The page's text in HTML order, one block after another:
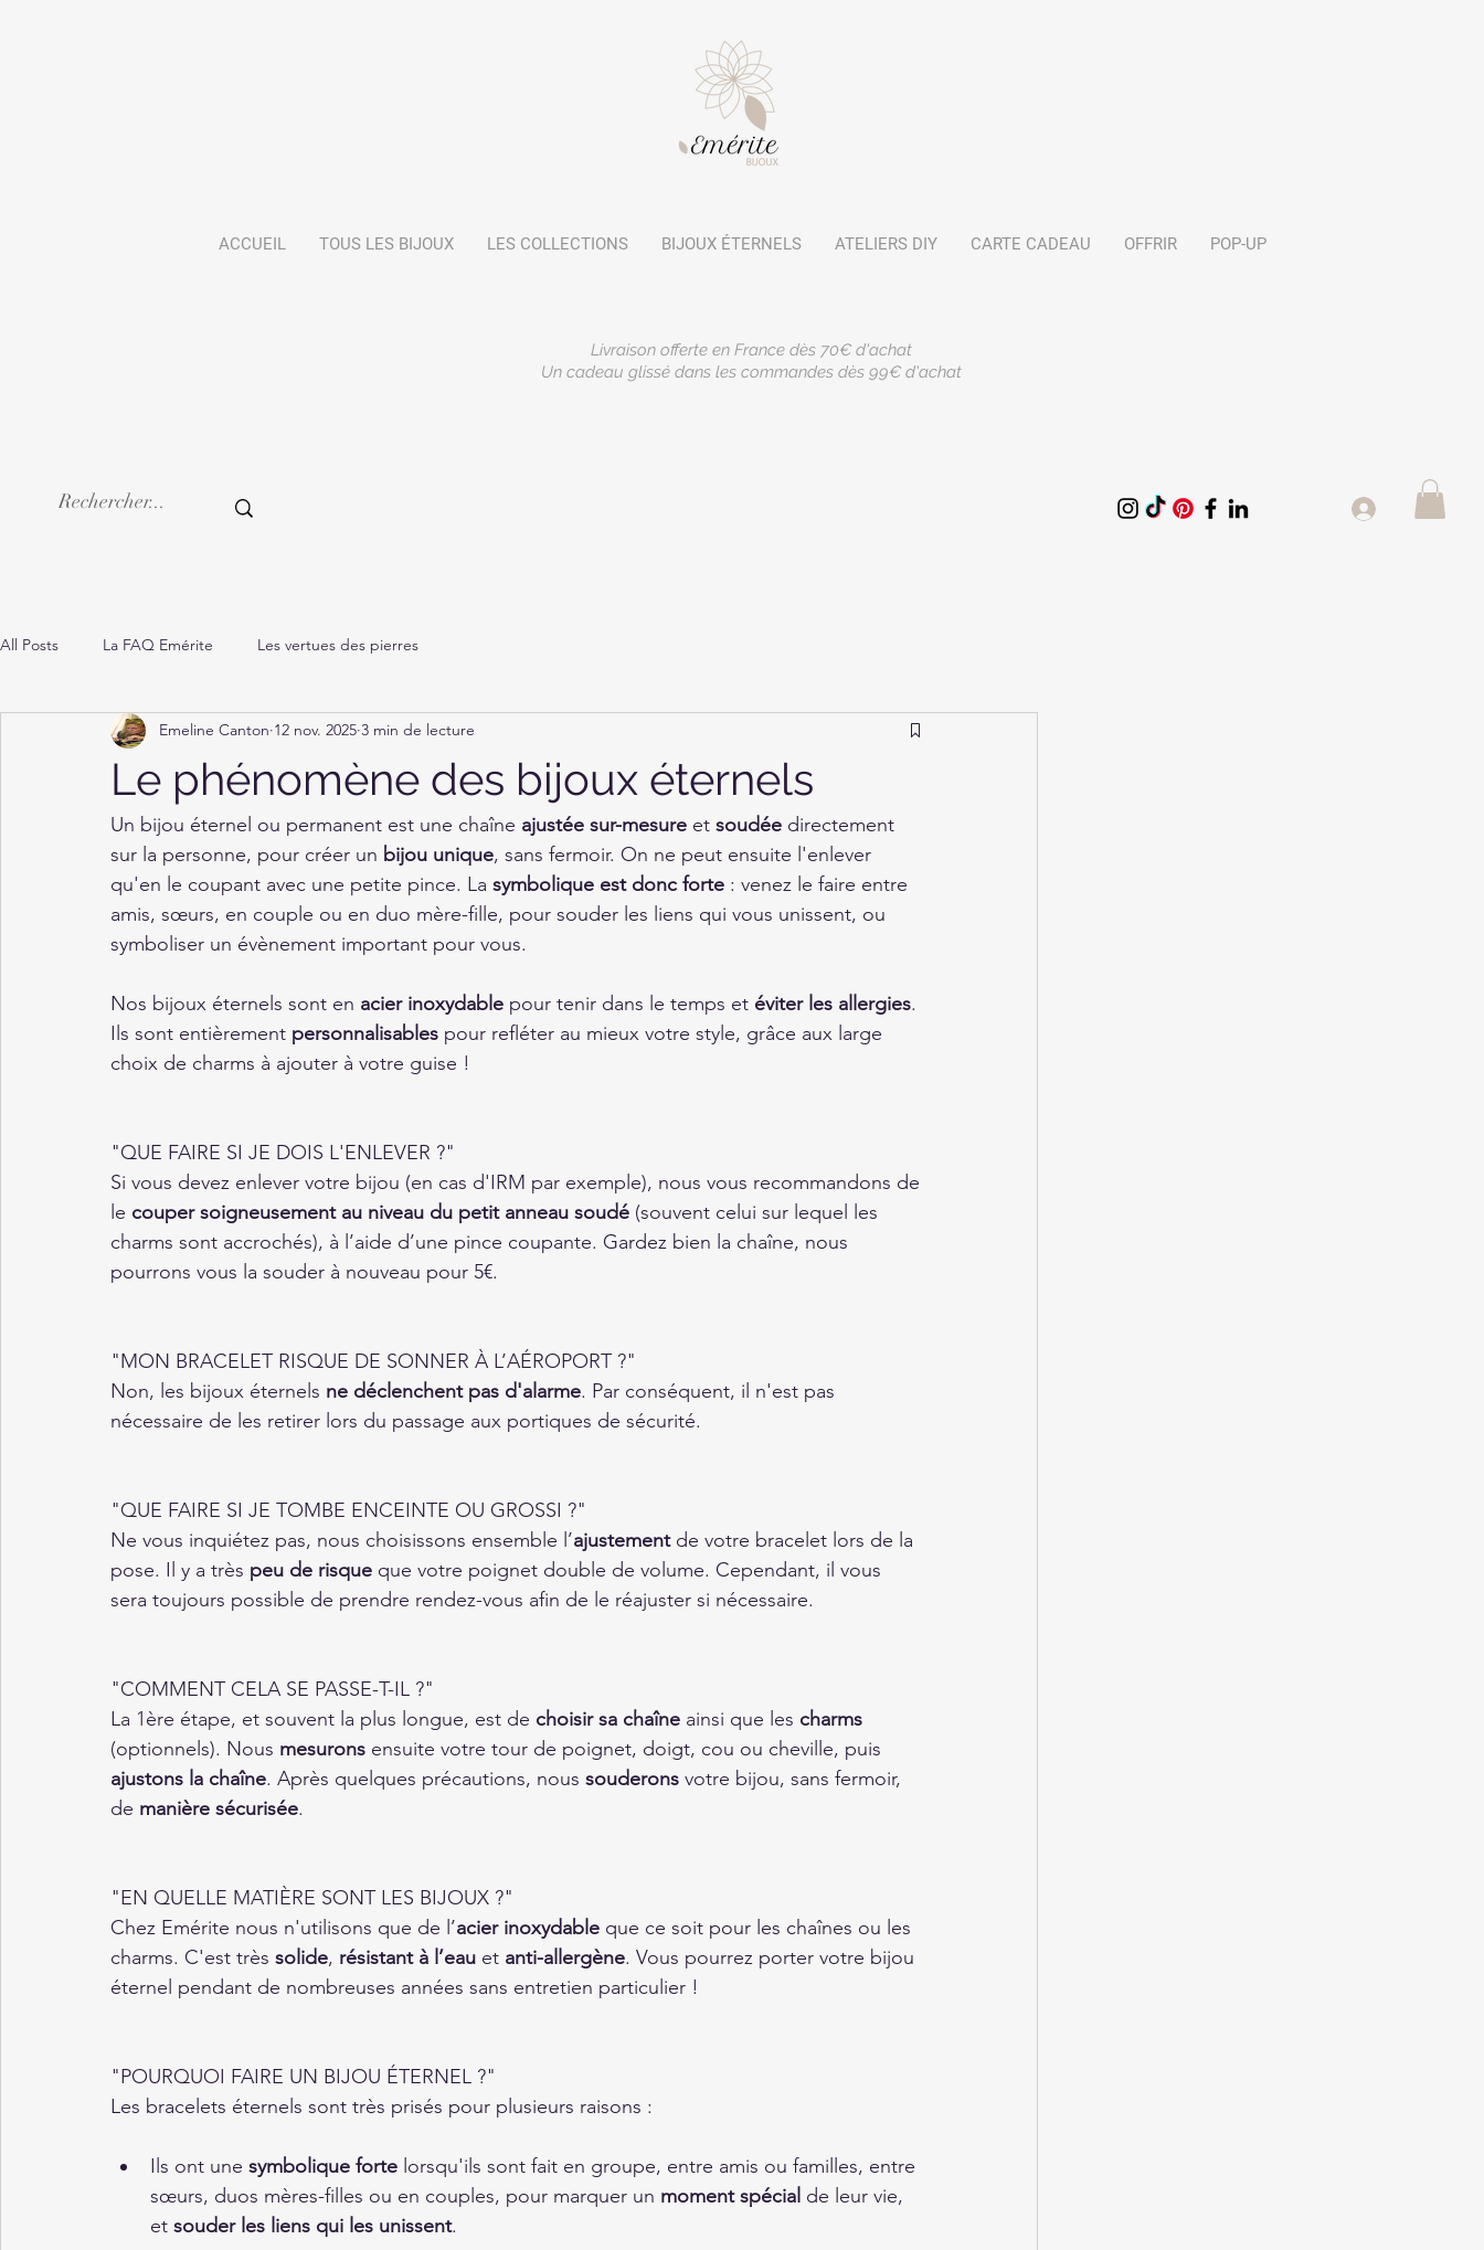
Livraison offerte en France dès 70€ d'achat
Un cadeau glissé dans les commandes dès 99€ d'achat
ACCUEIL TOUS LES BIJOUX LES COLLECTIONS BIJOUX ÉTERNELS ATELIERS DIY CARTE CADEAU OFFRIR POP-UP
All Posts La FAQ Emérite Les vertues des pierres
Le phénomène des bijoux éternels
Emeline Canton 12 nov. 2025 3 min de lecture
Un bijou éternel ou permanent est une chaîne ajustée sur-mesure et soudée directement
sur la personne, pour créer un bijou unique, sans fermoir. On ne peut ensuite l'enlever
qu'en le coupant avec une petite pince. La symbolique est donc forte : venez le faire entre
amis, sœurs, en couple ou en duo mère-fille, pour souder les liens qui vous unissent, ou
symboliser un évènement important pour vous.
Nos bijoux éternels sont en acier inoxydable pour tenir dans le temps et éviter les allergies.
Ils sont entièrement personnalisables pour refléter au mieux votre style, grâce aux large
choix de charms à ajouter à votre guise !
"QUE FAIRE SI JE DOIS L'ENLEVER ?"
Si vous devez enlever votre bijou (en cas d'IRM par exemple), nous vous recommandons de
le couper soigneusement au niveau du petit anneau soudé (souvent celui sur lequel les
charms sont accrochés), à l’aide d’une pince coupante. Gardez bien la chaîne, nous
pourrons vous la souder à nouveau pour 5€.
"MON BRACELET RISQUE DE SONNER À L’AÉROPORT ?"
Non, les bijoux éternels ne déclenchent pas d'alarme. Par conséquent, il n'est pas
nécessaire de les retirer lors du passage aux portiques de sécurité.
"QUE FAIRE SI JE TOMBE ENCEINTE OU GROSSI ?"
Ne vous inquiétez pas, nous choisissons ensemble l’ajustement de votre bracelet lors de la
pose. Il y a très peu de risque que votre poignet double de volume. Cependant, il vous
sera toujours possible de prendre rendez-vous afin de le réajuster si nécessaire.
"COMMENT CELA SE PASSE-T-IL ?"
La 1ère étape, et souvent la plus longue, est de choisir sa chaîne ainsi que les charms
(optionnels). Nous mesurons ensuite votre tour de poignet, doigt, cou ou cheville, puis
ajustons la chaîne. Après quelques précautions, nous souderons votre bijou, sans fermoir,
de manière sécurisée.
"EN QUELLE MATIÈRE SONT LES BIJOUX ?"
Chez Emérite nous n'utilisons que de l’acier inoxydable que ce soit pour les chaînes ou les
charms. C'est très solide, résistant à l’eau et anti-allergène. Vous pourrez porter votre bijou
éternel pendant de nombreuses années sans entretien particulier !
"POURQUOI FAIRE UN BIJOU ÉTERNEL ?"
Les bracelets éternels sont très prisés pour plusieurs raisons :
Ils ont une symbolique forte lorsqu'ils sont fait en groupe, entre amis ou familles, entre
sœurs, duos mères-filles ou en couples, pour marquer un moment spécial de leur vie,
et souder les liens qui les unissent.